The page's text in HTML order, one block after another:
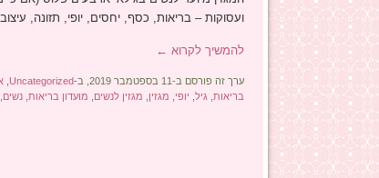
ועסוקות – בריאות, כסף, יחסים, יופי, תזונה,
להמשיך לקרוא ←
ערך זה פורסם ב-11 בספטמבר 2019, ב- Uncategorized
בריאות, גיל, יופי מגזין מגזין לנשים מועדון בריאות, נשים